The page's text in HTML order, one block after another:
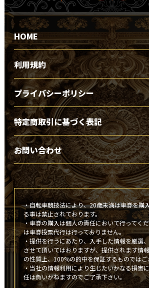
HOME
利用規約
プライバシーポリシー
特定商取引に基づく表記
お問い合わせ
・自転車競技法により、20歳未満は車券を購
る事は禁止されております。
・車券の購入は個人の責任において行ってく
は車券投票代行は行っておりません。
・提供を行うにあたり、入手した情報を厳選
させて頂いてはおりますが、提供されます情
の性質上、100%の的中を保証するものでは
・当社の情報利用により生じたいかなる損害
任は負いかねますのでご了承下さい。